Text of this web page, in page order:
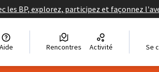
les BP, explorez, participez et façonnez
Aide Rencontres Activité